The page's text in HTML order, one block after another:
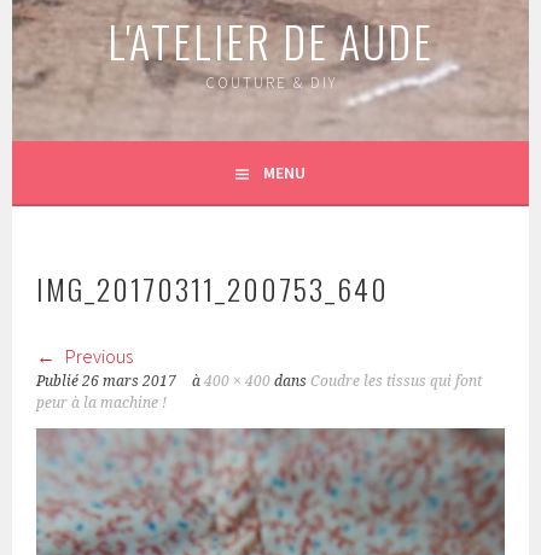
L'ATELIER DE AUDE
COUTURE & DIY
MENU
IMG_20170311_200753_640
Previous
Publié26 mars 2017 à400 × 400 dansCoudre les tissus qui font
peur à la machine !